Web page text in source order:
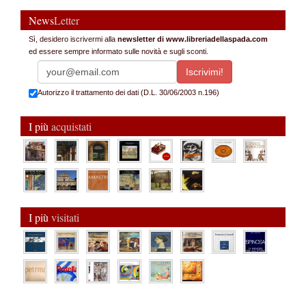
NewsLetter
Sì, desidero iscrivermi alla newsletter di www.libreriadellaspada.com
ed essere sempre informato sulle novità e sugli sconti.
Autorizzo il trattamento dei dati (D.L. 30/06/2003 n.196)
I più acquistati
I più visitati